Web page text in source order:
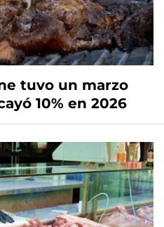
tuvo un marzo
10% en 2026